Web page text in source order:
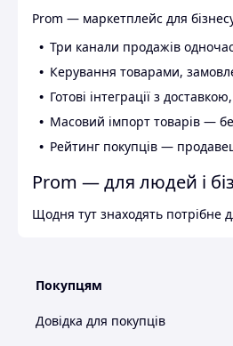
Prom — маркетплейс для
Три канали продажів
Керування товарами,
Готові інтеграції з
Масовий імпорт товарів —
Рейтинг покупців —
Prom — для людей і
Щодня тут знаходять потрібне
Покупцям
Довідка для покупців